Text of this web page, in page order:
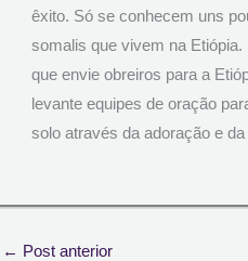
êxito. Só se conhecem uns
somalis que vivem na
que envie obreiros para a
levante equipes de oração
solo através da adoração e
← Post anterior